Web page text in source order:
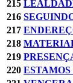
215
216
217
218
219
220